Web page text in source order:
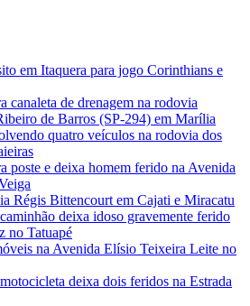
em Itaquera para jogo Corinthians e
canaleta de drenagem na rodovia
de Barros (SP-294) em Marília
quatro veículos na rodovia dos
poste e deixa homem ferido na Avenida
Régis Bittencourt em Cajati e Miracatu
deixa idoso gravemente ferido
no Tatuapé
na Avenida Elísio Teixeira Leite no
deixa dois feridos na Estrada